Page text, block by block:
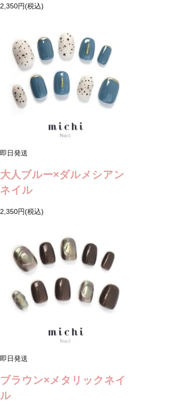
2,350円(税込)
即日発送
大人ブルー×ダルメシアン
ネイル
2,350円(税込)
即日発送
ブラウン×メタリックネイ
ル